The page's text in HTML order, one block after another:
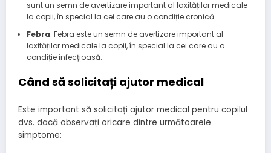
sunt un semn de avertizare important al laxităților medicale
la copii, în special la cei care au o condiție cronică.
Febra: Febra este un semn de avertizare important al
laxităților medicale la copii, în special la cei care au o
condiție infecțioasă.
Când să solicitați ajutor medical
Este important să solicitați ajutor medical pentru copilul
dvs. dacă observați oricare dintre următoarele
simptome: